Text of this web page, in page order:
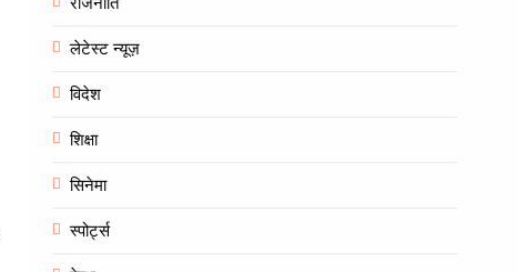
लेटेस्ट न्यूज़
विदेश
शिक्षा
सिनेमा
स्पोर्ट्स